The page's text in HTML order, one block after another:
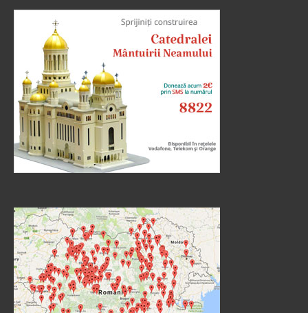
cei ce zic că nu este înviere, și L-au întrebat, zicând:
Învățătorule, Moise a zis: «Dacă cineva moare
neavând copii, fratele...
doxologia.ro
Preia articolele Doxologia în site-ul tău!